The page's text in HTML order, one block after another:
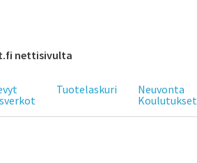
nettisivulta
Tuotelaskuri
Neuvonta
Koulutukset